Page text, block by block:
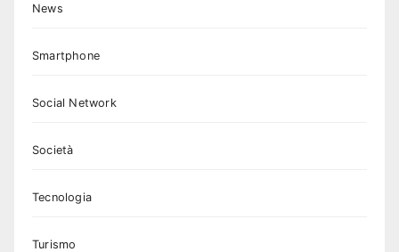
News
Smartphone
Social Network
Società
Tecnologia
Turismo